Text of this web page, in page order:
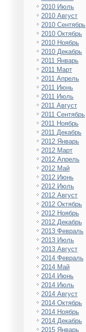
2010 Июль
2010 Август
2010 Сентябрь
2010 Октябрь
2010 Ноябрь
2010 Декабрь
2011 Январь
2011 Март
2011 Апрель
2011 Июнь
2011 Июль
2011 Август
2011 Сентябрь
2011 Ноябрь
2011 Декабрь
2012 Январь
2012 Март
2012 Апрель
2012 Май
2012 Июнь
2012 Июль
2012 Август
2012 Октябрь
2012 Ноябрь
2012 Декабрь
2013 Февраль
2013 Июль
2013 Август
2014 Февраль
2014 Май
2014 Июнь
2014 Июль
2014 Август
2014 Октябрь
2014 Ноябрь
2014 Декабрь
2015 Январь